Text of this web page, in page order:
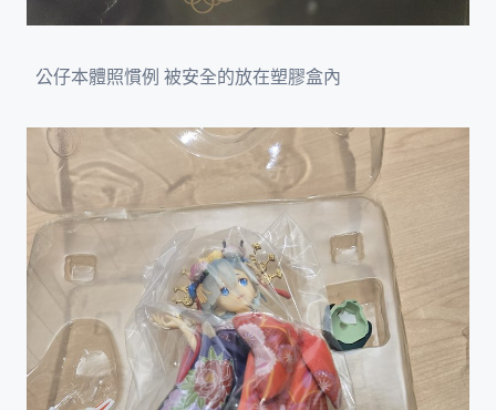
公仔本體照慣例 被安全的放在塑膠盒內